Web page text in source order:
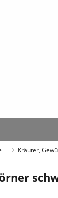
Kräuter,